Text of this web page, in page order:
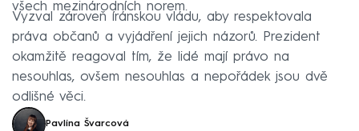
všech mezinárodních norem.
Vyzval zároveň íránskou vládu, aby respektovala
práva občanů a vyjádření jejich názorů. Prezident
okamžitě reagoval tím, že lidé mají právo na
nesouhlas, ovšem nesouhlas a nepořádek jsou dvě
odlišné věci.
Pavlína Švarcová